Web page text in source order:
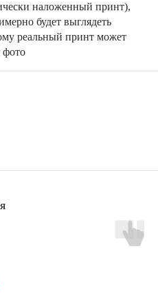
наложенный принт),
будет выглядеть
реальный принт может
фото